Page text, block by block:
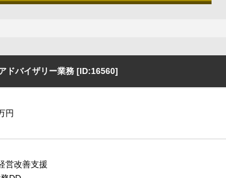
ドバイザリー業務 [ID:16560]
円
営改善支援